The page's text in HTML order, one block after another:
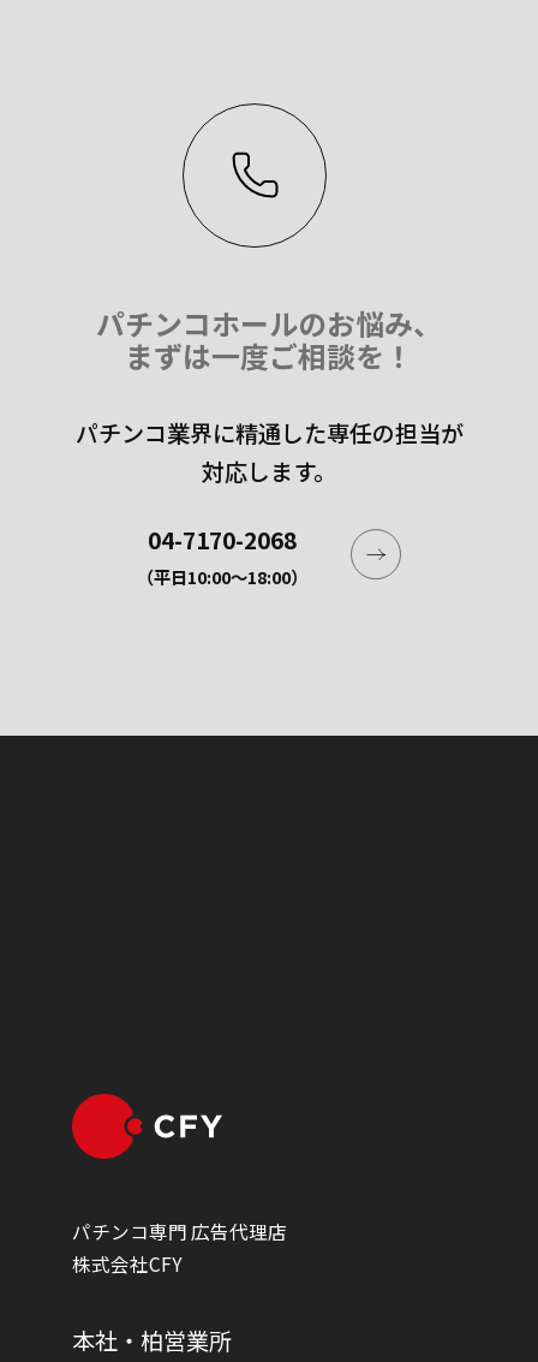
パチンコホールのお悩み、
まずは一度ご相談を！
パチンコ業界に精通した専任の担当が
対応します。
04-7170-2068
（平日10:00〜18:00）
パチンコ専門 広告代理店
株式会社CFY
本社・柏営業所